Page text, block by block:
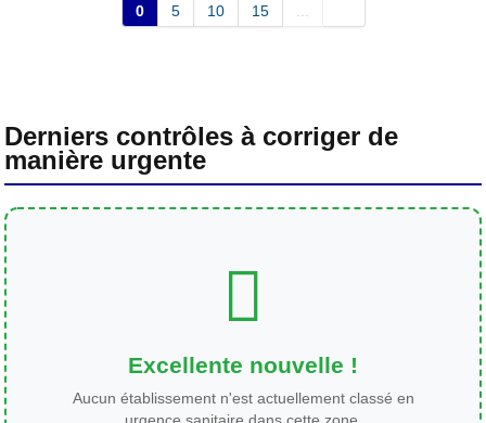
0 5 10 15
Derniers contrôles à corriger de
manière urgente
Excellente nouvelle !
Aucun établissement n'est actuellement classé en